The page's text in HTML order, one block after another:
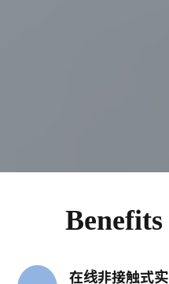
在线非接触式